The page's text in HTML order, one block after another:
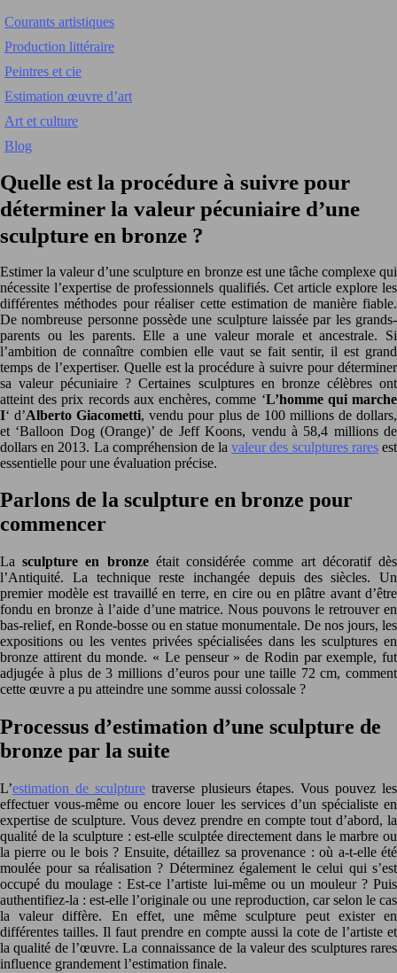
Courants artistiques
Production littéraire
Peintres et cie
Estimation œuvre d’art
Art et culture
Blog
Quelle est la procédure à suivre pour
déterminer la valeur pécuniaire d’une
sculpture en bronze ?
Estimer la valeur d’une sculpture en bronze est une tâche complexe qui
nécessite l’expertise de professionnels qualifiés. Cet article explore les
différentes méthodes pour réaliser cette estimation de manière fiable.
De nombreuse personne possède une sculpture laissée par les grands-
parents ou les parents. Elle a une valeur morale et ancestrale. Si
l’ambition de connaître combien elle vaut se fait sentir, il est grand
temps de l’expertiser. Quelle est la procédure à suivre pour déterminer
sa valeur pécuniaire ? Certaines sculptures en bronze célèbres ont
atteint des prix records aux enchères, comme ‘L’homme qui marche
I‘ d’Alberto Giacometti, vendu pour plus de 100 millions de dollars,
et ‘Balloon Dog (Orange)’ de Jeff Koons, vendu à 58,4 millions de
dollars en 2013. La compréhension de lavaleur des sculptures raresest
essentielle pour une évaluation précise.
Parlons de la sculpture en bronze pour
commencer
Lasculpture en bronzeétait considérée comme art décoratif dès
l’Antiquité. La technique reste inchangée depuis des siècles. Un
premier modèle est travaillé en terre, en cire ou en plâtre avant d’être
fondu en bronze à l’aide d’une matrice. Nous pouvons le retrouver en
bas-relief, en Ronde-bosse ou en statue monumentale. De nos jours, les
expositions ou les ventes privées spécialisées dans les sculptures en
bronze attirent du monde. « Le penseur » de Rodin par exemple, fut
adjugée à plus de 3 millions d’euros pour une taille 72 cm, comment
cette œuvre a pu atteindre une somme aussi colossale ?
Processus d’estimation d’une sculpture de
bronze par la suite
L’estimation de sculpturetraverse plusieurs étapes. Vous pouvez les
effectuer vous-même ou encore louer les services d’un spécialiste en
expertise de sculpture. Vous devez prendre en compte tout d’abord, la
qualité de la sculpture : est-elle sculptée directement dans le marbre ou
la pierre ou le bois ? Ensuite, détaillez sa provenance : où a-t-elle été
moulée pour sa réalisation ? Déterminez également le celui qui s’est
occupé du moulage : Est-ce l’artiste lui-même ou un mouleur ? Puis
authentifiez-la : est-elle l’originale ou une reproduction, car selon le cas
la valeur diffère. En effet, une même sculpture peut exister en
différentes tailles. Il faut prendre en compte aussi la cote de l’artiste et
la qualité de l’œuvre. La connaissance de la valeur des sculptures rares
influence grandement l’estimation finale.